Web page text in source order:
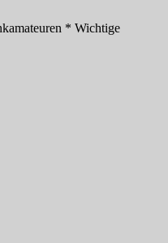
* Wichtige